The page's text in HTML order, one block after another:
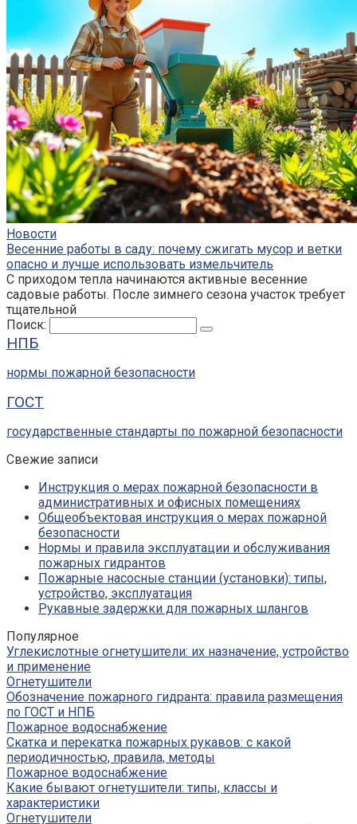
Новости
Весенние работы в саду: почему сжигать мусор и ветки
опасно и лучше использовать измельчитель
С приходом тепла начинаются активные весенние
садовые работы. После зимнего сезона участок требует
тщательной
Поиск:
НПБ
нормы пожарной безопасности
ГОСТ
государственные стандарты по пожарной безопасности
Свежие записи
Инструкция о мерах пожарной безопасности в
административных и офисных помещениях
Общеобъектовая инструкция о мерах пожарной
безопасности
Нормы и правила эксплуатации и обслуживания
пожарных гидрантов
Пожарные насосные станции (установки): типы,
устройство, эксплуатация
Рукавные задержки для пожарных шлангов
Популярное
Углекислотные огнетушители: их назначение, устройство
и применение
Огнетушители
Обозначение пожарного гидранта: правила размещения
по ГОСТ и НПБ
Пожарное водоснабжение
Скатка и перекатка пожарных рукавов: с какой
периодичностью, правила, методы
Пожарное водоснабжение
Какие бывают огнетушители: типы, классы и
характеристики
Огнетушители